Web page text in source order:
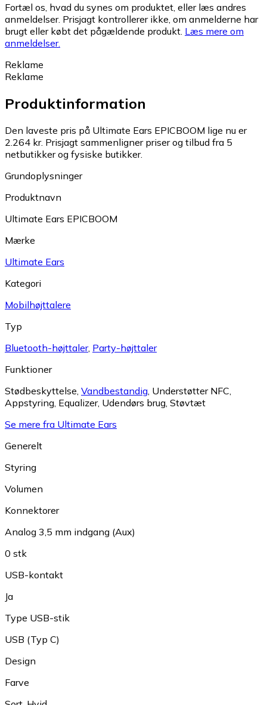
Fortæl os, hvad du synes om produktet, eller læs andres
anmeldelser. Prisjagt kontrollerer ikke, om anmelderne har
brugt eller købt det pågældende produkt. Læs mere om
anmeldelser.
Reklame
Reklame
Produktinformation
Den laveste pris på Ultimate Ears EPICBOOM lige nu er
2.264 kr. Prisjagt sammenligner priser og tilbud fra 5
netbutikker og fysiske butikker.
Grundoplysninger
Produktnavn
Ultimate Ears EPICBOOM
Mærke
Ultimate Ears
Kategori
Mobilhøjttalere
Typ
Bluetooth-højttaler, Party-højttaler
Funktioner
Stødbeskyttelse Vandbestandig Understøtter NFC
Appstyring Equalizer, Udendørs brug Støvtæt
Se mere fra Ultimate Ears
Generelt
Styring
Volumen
Konnektorer
Analog 3,5 mm indgang (Aux)
0 stk
USB-kontakt
Ja
Type USB-stik
USB (Typ C)
Design
Farve